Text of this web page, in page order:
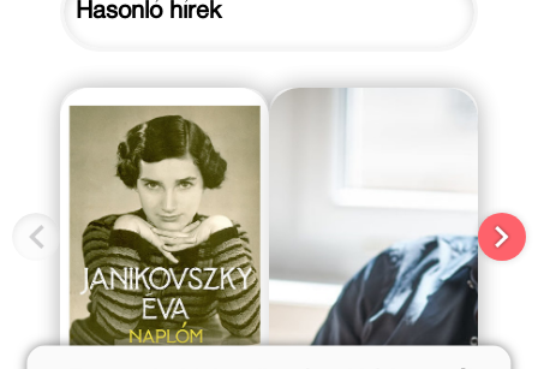
Hasonló hírek
2020. október 13. 2020. szeptember 25.